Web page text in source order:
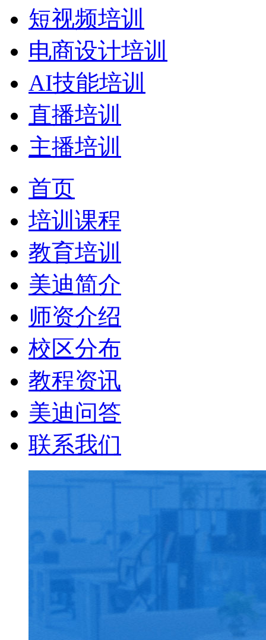
短视频培训
电商设计培训
AI技能培训
直播培训
主播培训
首页
培训课程
教育培训
美迪简介
师资介绍
校区分布
教程资讯
美迪问答
联系我们